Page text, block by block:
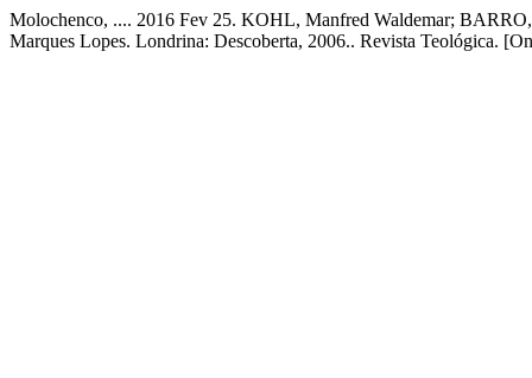
Molochenco, .... 2016 Fev 25. KOHL, Manfred Waldemar;
Marques Lopes. Londrina: Descoberta, 2006.. Revista Teológica.